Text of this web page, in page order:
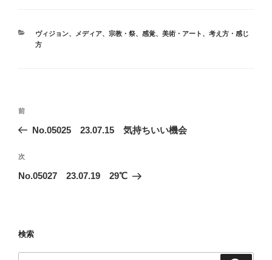
カ
テ
ヴィジョン、 メディア、 宗教・祭、 感覚、 美術・アート 、 考え方・感じ
方
投
ビ
ゲ
ン
前
の
稿
前
No.05025 23.07.15 気持ちいい機会
次
の
次
No.05027 23.07.19 29℃
検索